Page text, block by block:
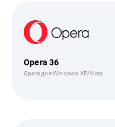
Opera 36
Opera для Windows XP/Vista